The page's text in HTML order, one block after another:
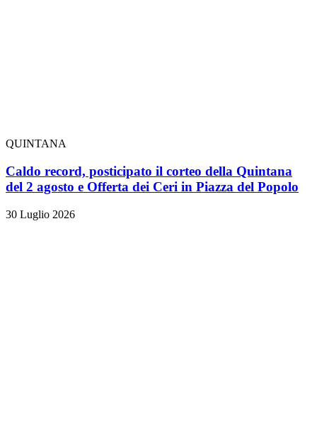
QUINTANA
Caldo record, posticipato il corteo della Quintana
del 2 agosto e Offerta dei Ceri in Piazza del Popolo
30 Luglio 2026